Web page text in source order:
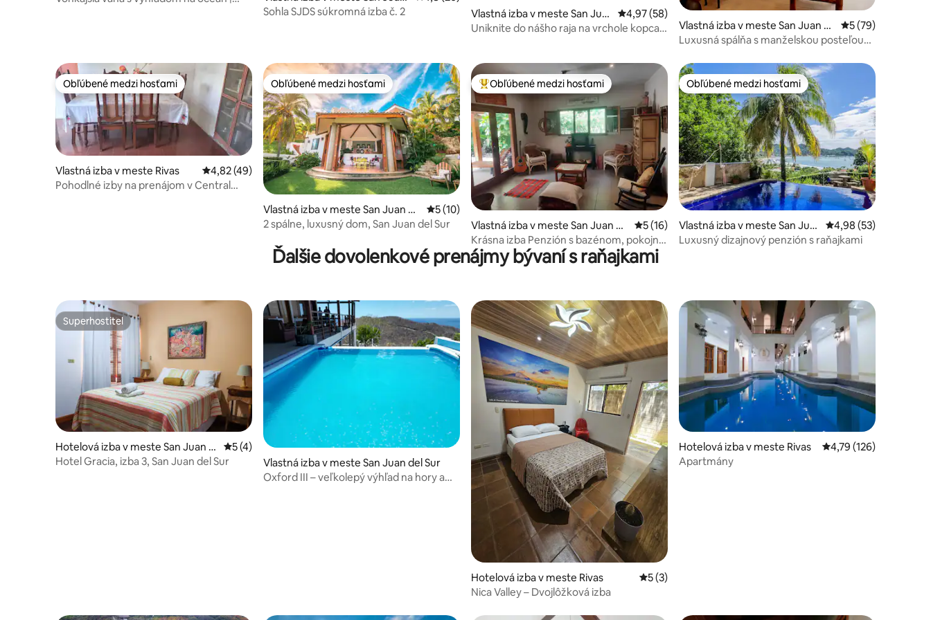
del Sur
Sohla SJDS súkromná izba č. 2
Vlastná izba v meste San Jua
n del Sur
Priemerné ohodnotenie 4,97 z 5, počet hodnotení: 58
4,97 (58)
Uniknite do nášho raja na vrchole kopca s
Vlastná izba v meste San Juan d
el Sur
Priemerné
5 (79)
Luxusná spálňa s manželskou posteľou
Obľúbené medzi hosťami
Obľúbené medzi hosťami
Vlastná izba v meste Rivas Priemerné ohodnotenie 4,82 z 5, počet hodnotení: 49
4,82 (49)
Pohodlné izby na prenájom v Central
Obľúbené medzi hosťami
Obľúbené medzi hosťami
Vlastná izba v meste San Juan de
l Sur
Priemerné ohodnotenie 5 z 5, počet hodnotení: 10
5 (10)
2 spálne, luxusný dom, San Juan del Sur
Najobľúbenejšie medzi hosťami
Obľúbené medzi hosťami
Vlastná izba v meste San Juan de
l Sur
Priemerné ohodnotenie 5 z 5, počet hodnotení: 16
5 (16)
Krásna izba Penzión s bazénom, pokojný,
v meste
Obľúbené medzi hosťami
Obľúbené medzi hosťami
Vlastná izba v meste San Jua
n del Sur
Priemerné
4,98 (53)
Luxusný dizajnový penzión s raňajkami
Ďalšie dovolenkové prenájmy bývaní s raňajkami
Superhostiteľ
Superhostiteľ
Hotelová izba v meste San Juan d
el Sur
Priemerné ohodnotenie 5 z 5, počet hodnotení: 4
5 (4)
Hotel Gracia, izba 3, San Juan del Sur
Vlastná izba v meste San Juan del Sur
Oxford III – veľkolepý výhľad na hory a
Hotelová izba v meste Rivas Priemerné ohodnotenie 5 z 5, počet hodnotení: 3
5 (3)
Nica Valley – Dvojlôžková izba
Hotelová izba v meste Rivas Priemerné
4,79 (126)
Apartmány